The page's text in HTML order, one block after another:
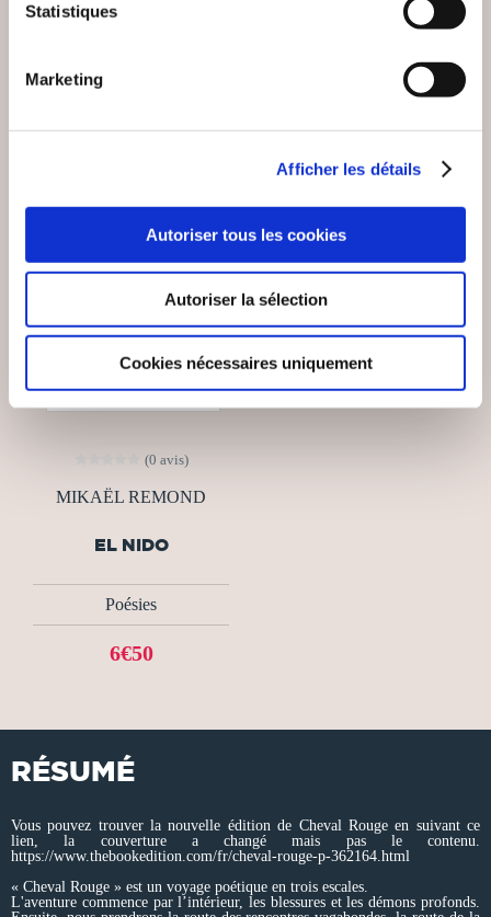
Statistiques
Marketing
Afficher les détails
Autoriser tous les cookies
Autoriser la sélection
Cookies nécessaires uniquement
Poésies
(0 avis)
MIKAËL REMOND
EL NIDO
Poésies
6€50
RÉSUMÉ
Vous pouvez trouver la nouvelle édition de Cheval Rouge en suivant ce
lien, la couverture a changé mais pas le contenu.
https://www.thebookedition.com/fr/cheval-rouge-p-362164.html
« Cheval Rouge » est un voyage poétique en trois escales.
L'aventure commence par l’intérieur, les blessures et les démons profonds.